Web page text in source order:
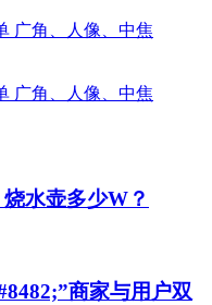
水壶多少W？
商家与用户双